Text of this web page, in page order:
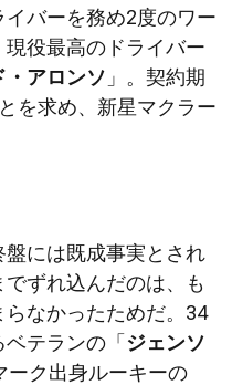
バーを務め2度のワー
役最高のドライバー
・アロンソ 」。契約期
を求め、新星マクラー
には既成事実とされ
ずれ込んだのは、も
なかったためだ。34
ベテランの「ジェンソ
ーク出身ルーキーの